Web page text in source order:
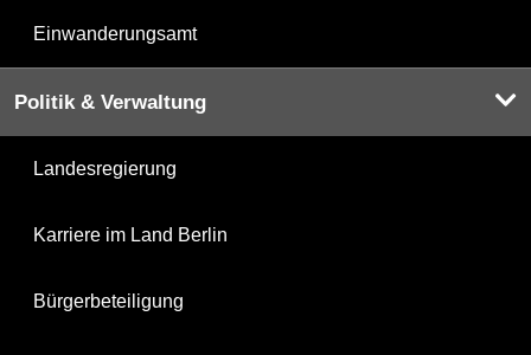
Einwanderungsamt
Politik & Verwaltung
Landesregierung
Karriere im Land Berlin
Bürgerbeteiligung